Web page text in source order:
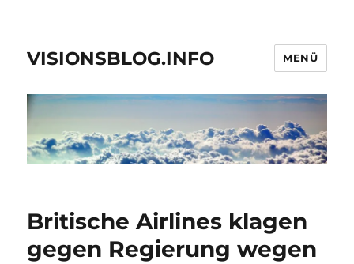
VISIONSBLOG.INFO MENÜ
Britische Airlines klagen
gegen Regierung wegen